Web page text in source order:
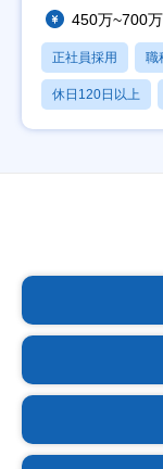
450万~700万
正社員採用 職
休日120日以上